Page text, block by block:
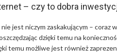
– czy to dobra
jest niczym zaskakującym – coraz
dzięki temu na
temu możliwe jest również